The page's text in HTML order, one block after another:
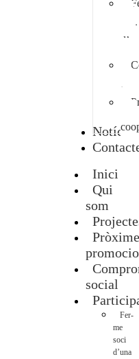
soci
Notícies
Inici
Qui
som
social
Fer-
me
soci
d’una